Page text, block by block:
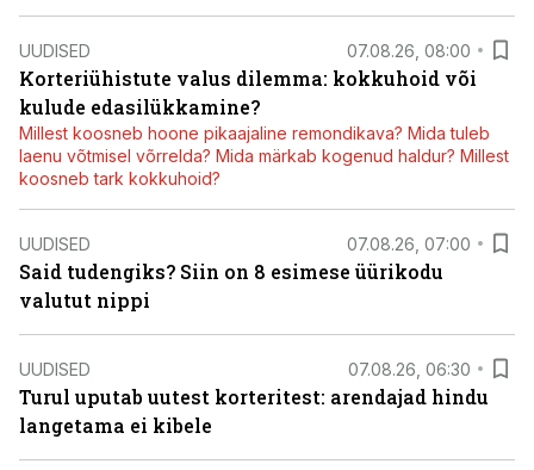
UUDISED 07.08.26, 08:00
Korteriühistute valus dilemma: kokkuhoid või
kulude edasilükkamine?
Millest koosneb hoone pikaajaline remondikava? Mida tuleb
laenu võtmisel võrrelda? Mida märkab kogenud haldur? Millest
koosneb tark kokkuhoid?
UUDISED 07.08.26, 07:00
Said tudengiks? Siin on 8 esimese üürikodu
valutut nippi
UUDISED 07.08.26, 06:30
Turul uputab uutest korteritest: arendajad hindu
langetama ei kibele